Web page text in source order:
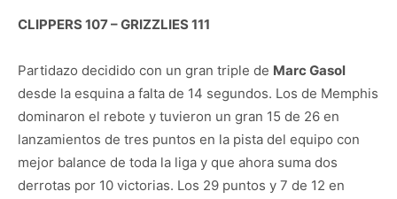
CLIPPERS 107 – GRIZZLIES 111
Partidazo decidido con un gran triple de Marc Gasol
desde la esquina a falta de 14 segundos. Los de Memphis
dominaron el rebote y tuvieron un gran 15 de 26 en
lanzamientos de tres puntos en la pista del equipo con
mejor balance de toda la liga y que ahora suma dos
derrotas por 10 victorias. Los 29 puntos y 7 de 12 en